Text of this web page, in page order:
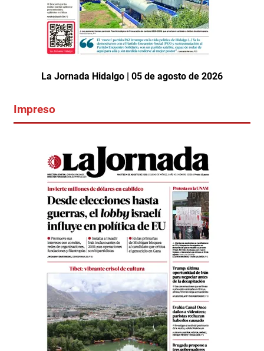
La Jornada Hidalgo | 05 de agosto de 2026
Impreso